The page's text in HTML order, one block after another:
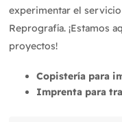
experimentar el
Reprografía. ¡Estamos
proyectos!
Copistería para
Imprenta para